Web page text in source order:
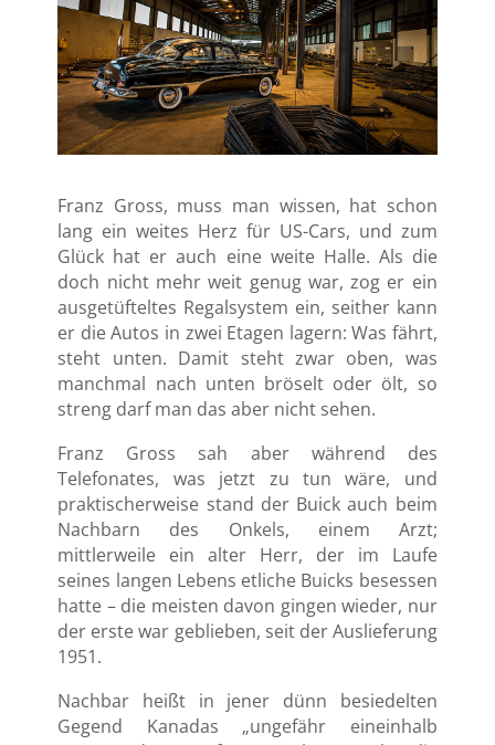
Franz Gross, muss man wissen, hat schon
lang ein weites Herz für US-Cars, und zum
Glück hat er auch eine weite Halle. Als die
doch nicht mehr weit genug war, zog er ein
ausgetüfteltes Regalsystem ein, seither kann
er die Autos in zwei Etagen lagern: Was fährt,
steht unten. Damit steht zwar oben, was
manchmal nach unten bröselt oder ölt, so
streng darf man das aber nicht sehen.
Franz Gross sah aber während des
Telefonates, was jetzt zu tun wäre, und
praktischerweise stand der Buick auch beim
Nachbarn des Onkels, einem Arzt;
mittlerweile ein alter Herr, der im Laufe
seines langen Lebens etliche Buicks besessen
hatte – die meisten davon gingen wieder, nur
der erste war geblieben, seit der Auslieferung
1951.
Nachbar heißt in jener dünn besiedelten
Gegend Kanadas „ungefähr eineinhalb